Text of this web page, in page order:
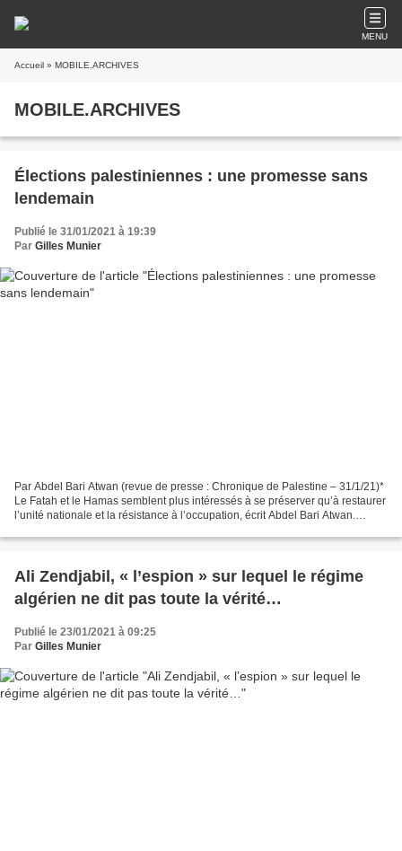
MENU
Accueil » MOBILE.ARCHIVES
MOBILE.ARCHIVES
Élections palestiniennes : une promesse sans
lendemain
Publié le 31/01/2021 à 19:39
Par Gilles Munier
Par Abdel Bari Atwan (revue de presse : Chronique de Palestine – 31/1/21)*
Le Fatah et le Hamas semblent plus intéressés à se préserver qu’à restaurer
l’unité nationale et la résistance à l’occupation, écrit Abdel Bari Atwan.
Ali Zendjabil, « l’espion » sur lequel le régime
algérien ne dit pas toute la vérité…
Publié le 23/01/2021 à 09:25
Par Gilles Munier